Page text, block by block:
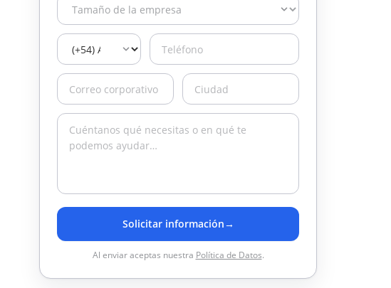
Solicitar información→
Al enviar aceptas nuestra Política de Datos.